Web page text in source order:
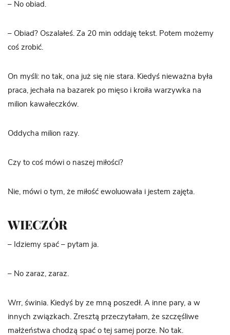
– No obiad.
– Obiad? Oszalałeś. Za 20 min oddaję tekst. Potem możemy
coś zrobić.
On myśli: no tak, ona już się nie stara. Kiedyś nieważna była
praca, jechała na bazarek po mięso i kroiła warzywka na
milion kawałeczków.
Oddycha milion razy.
Czy to coś mówi o naszej miłości?
Nie, mówi o tym, że miłość ewoluowała i jestem zajęta.
WIECZÓR
– Idziemy spać – pytam ja.
– No zaraz, zaraz.
Wrr, świnia. Kiedyś by ze mną poszedł. A inne pary, a w
innych związkach. Zresztą przeczytałam, że szczęśliwe
małżeństwa chodzą spać o tej samej porze. No tak.